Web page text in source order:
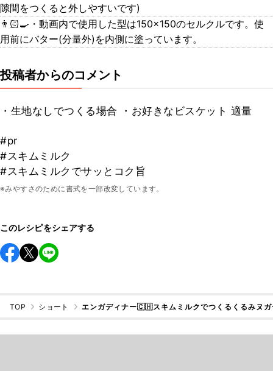
隙間をつくると外しやすいです)
👨🏻‍🍳・動画内で使用した型は150×150のセルクルです。使
用前にバター(分量外)を内側に塗っています。
投稿者からのコメント
・生地なしでつくる場合 ・お好きなビスケット 適量
#pr
#スキムミルク
#スキムミルクでサッとコク旨
※みやすさのために書式を一部改変しています。
このレシピをシェアする
TOP ショート エンガディナー🇨🇭スキムミルクでつくるくるみヌガ